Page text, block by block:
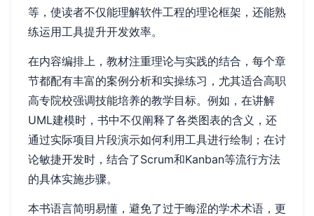
等，使读者不仅能理解软件工程的理论框架，还能熟
练运用工具提升开发效率。
在内容编排上，教材注重理论与实践的结合，每个章
节都配有丰富的案例分析和实操练习，尤其适合高职
高专院校强调技能培养的教学目标。例如，在讲解
UML建模时，书中不仅阐释了各类图表的含义，还
通过实际项目片段演示如何利用工具进行绘制；在讨
论敏捷开发时，结合了Scrum和Kanban等流行方法
的具体实施步骤。
本书语言简明易懂，避免了过于晦涩的学术术语，更